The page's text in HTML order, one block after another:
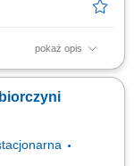
pokaż opis
gospodarczej w
rynku.